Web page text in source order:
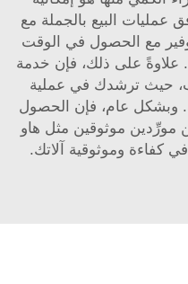
عمليات البيع بالجملة مع
مع الحصول في الوقت
علاوةً على ذلك، فإن خدمة
حيث ترشدك في عملية
وبشكل عام، فإن الحصول
مورِّدين موثوقين مثل هاو
كفاءة وموثوقية آلاتك.